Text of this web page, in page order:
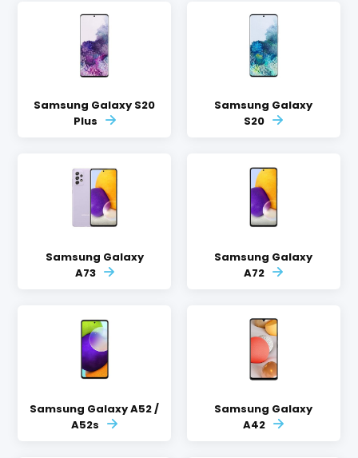
Samsung Galaxy S20
Plus
Samsung Galaxy
S20
Samsung Galaxy
A73
Samsung Galaxy
A72
Samsung Galaxy A52 /
A52s
Samsung Galaxy
A42